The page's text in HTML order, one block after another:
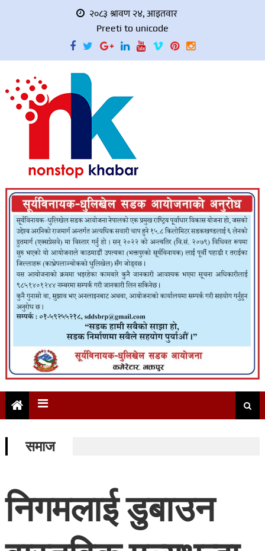
२०८३ श्रावण २४, आइतवार
Preeti to unicode
समाज
निगमलाई डुबाउन